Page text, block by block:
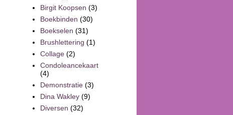
Birgit Koopsen (3)
Boekbinden (30)
Boekselen (31)
Brushlettering (1)
Collage (2)
Condoleancekaart
(4)
Demonstratie (3)
Dina Wakley (9)
Diversen (32)